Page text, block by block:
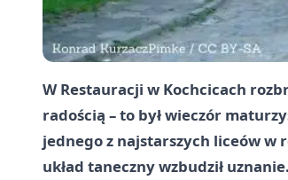
W Restauracji w Kochcicach
radością – to był wieczór
jednego z najstarszych liceów w
układ taneczny wzbudził